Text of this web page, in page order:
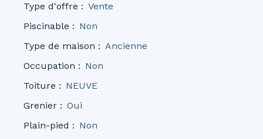
Type d'offre : Vente
Piscinable : Non
Type de maison : Ancienne
Occupation : Non
Toiture : NEUVE
Grenier : Oui
Plain-pied : Non